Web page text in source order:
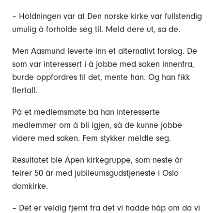
– Holdningen var at Den norske kirke var fullstendig
umulig å forholde seg til. Meld dere ut, sa de.
Men Aasmund leverte inn et alternativt forslag. De
som var interessert i å jobbe med saken innenfra,
burde oppfordres til det, mente han. Og han fikk
flertall.
På et medlemsmøte ba han interesserte
medlemmer om å bli igjen, så de kunne jobbe
videre med saken. Fem stykker meldte seg.
Resultatet ble Åpen kirkegruppe, som neste år
feirer 50 år med jubileumsgudstjeneste i Oslo
domkirke.
– Det er veldig fjernt fra det vi hadde håp om da vi